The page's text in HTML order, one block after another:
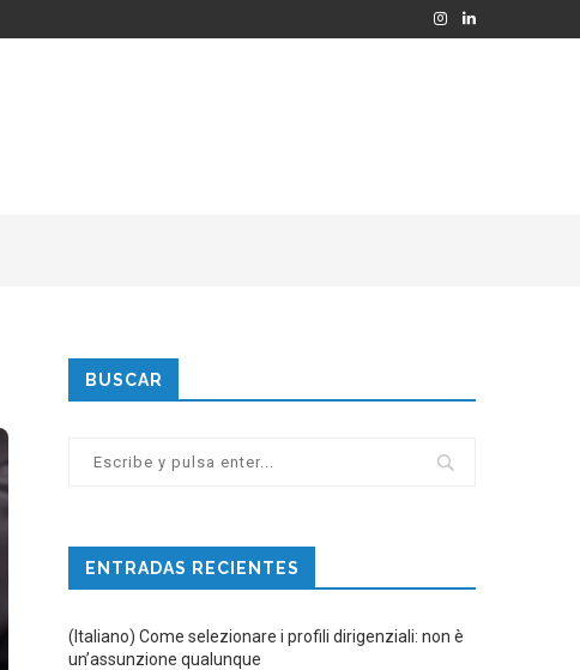
BUSCAR
ENTRADAS RECIENTES
(Italiano) Come selezionare i profili dirigenziali: non è
un’assunzione qualunque